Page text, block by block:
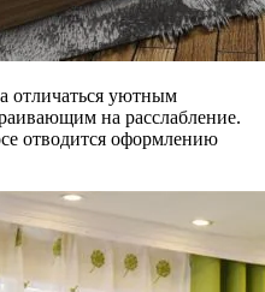
отличаться уютным
на расслабление.
отводится оформлению